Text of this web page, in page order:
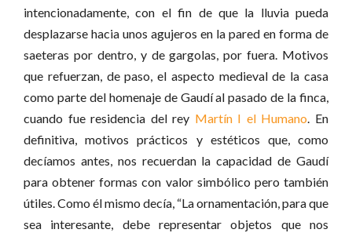
intencionadamente, con el fin de que la lluvia pueda
desplazarse hacia unos agujeros en la pared en forma de
saeteras por dentro, y de gargolas, por fuera. Motivos
que refuerzan, de paso, el aspecto medieval de la casa
como parte del homenaje de Gaudí al pasado de la finca,
cuando fue residencia del rey Martín I el Humano. En
definitiva, motivos prácticos y estéticos que, como
decíamos antes, nos recuerdan la capacidad de Gaudí
para obtener formas con valor simbólico pero también
útiles. Como él mismo decía, “La ornamentación, para que
sea interesante, debe representar objetos que nos